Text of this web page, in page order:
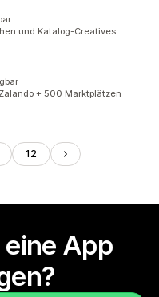
und Katalog-Creatives
+ 500 Marktplätzen
12
App